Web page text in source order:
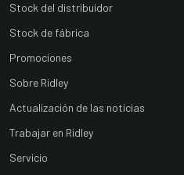
Stock del distribuidor
Stock de fábrica
Promociones
Sobre Ridley
Actualización de las noticias
Trabajar en Ridley
Servicio